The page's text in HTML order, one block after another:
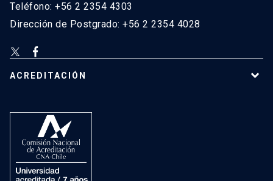
Teléfono: +56 2 2354 4303
Dirección de Postgrado: +56 2 2354 4028
ACREDITACIÓN